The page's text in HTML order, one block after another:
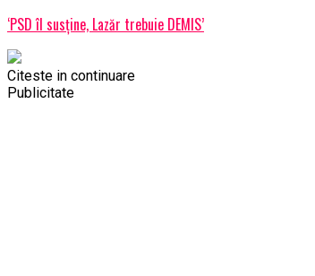
‘PSD îl susține, Lazăr trebuie DEMIS’
Citeste in continuare
Publicitate